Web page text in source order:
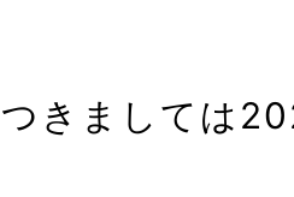
きましては